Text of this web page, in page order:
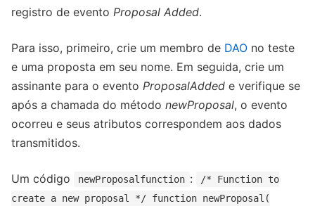
registro de evento Proposal Added.
Para isso, primeiro, crie um membro de DAO no teste
e uma proposta em seu nome. Em seguida, crie um
assinante para o evento ProposalAdded e verifique se
após a chamada do método newProposal, o evento
ocorreu e seus atributos correspondem aos dados
transmitidos.
Um código newProposalfunction :
/* Function to
create a new proposal */ function newProposal(